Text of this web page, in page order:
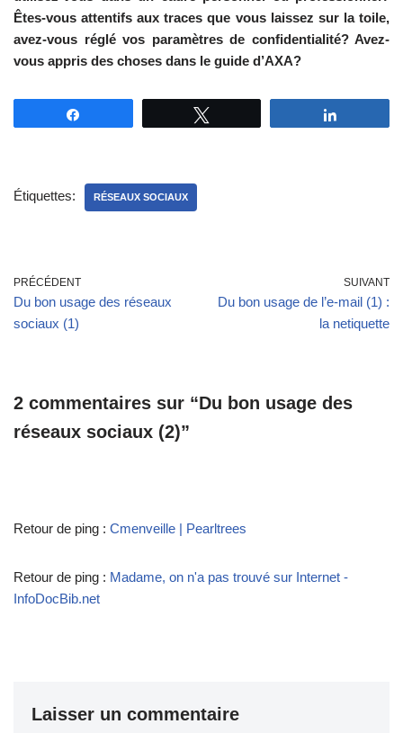
Êtes-vous attentifs aux traces que vous laissez sur la toile,
avez-vous réglé vos paramètres de confidentialité? Avez-
vous appris des choses dans le guide d’AXA?
Étiquettes: RÉSEAUX SOCIAUX
PRÉCÉDENT
Du bon usage des réseaux
sociaux (1)
SUIVANT
Du bon usage de l’e-mail (1) :
la netiquette
2 commentaires sur “Du bon usage des
réseaux sociaux (2)”
Retour de ping : Cmenveille | Pearltrees
Retour de ping : Madame, on n'a pas trouvé sur Internet -
InfoDocBib.net
Laisser un commentaire